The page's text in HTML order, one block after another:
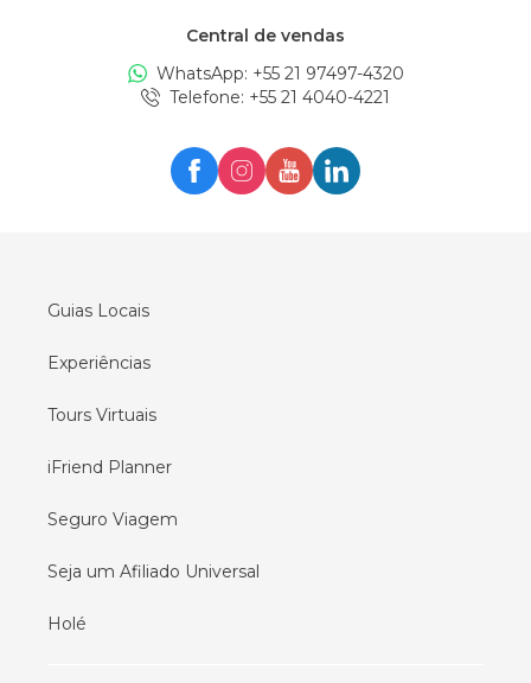
Central de vendas
WhatsApp: +55 21 97497-4320
Telefone: +55 21 4040-4221
Guias Locais
Experiências
Tours Virtuais
iFriend Planner
Seguro Viagem
Seja um Afiliado Universal
Holé